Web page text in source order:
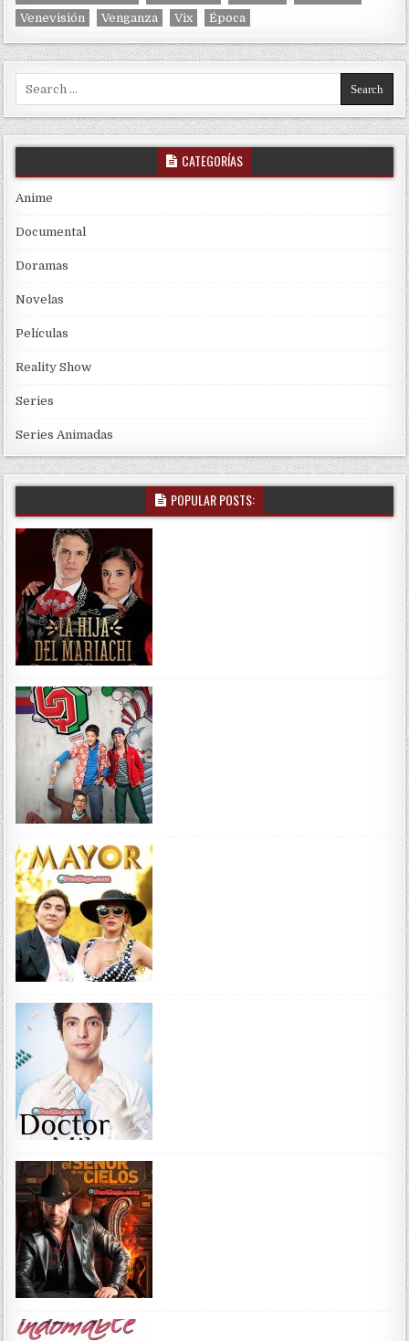
Venevisión
Venganza Vix Época
Search for:
CATEGORÍAS
Anime
Documental
Doramas
Novelas
Películas
Reality Show
Series
Series Animadas
POPULAR POSTS: